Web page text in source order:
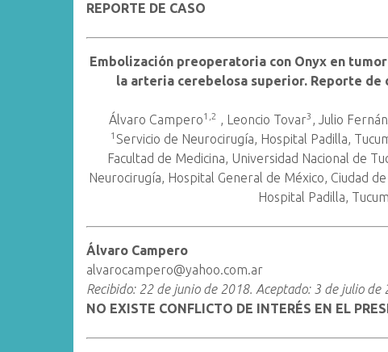
REPORTE DE CASO
Embolización preoperatoria con Onyx en
la arteria cerebelosa superior. Reporte
Álvaro Campero1,2 , Leoncio Tovar3 , Julio
1 Servicio de Neurocirugía, Hospital Padilla,
Facultad de Medicina, Universidad Nacional de
Neurocirugía, Hospital General de México, Ciudad
Hospital Padilla,
Álvaro Campero
alvarocampero@yahoo.com.ar
Recibido: 22 de junio de 2018. Aceptado: 3 de julio de
NO EXISTE CONFLICTO DE INTERÉS EN EL